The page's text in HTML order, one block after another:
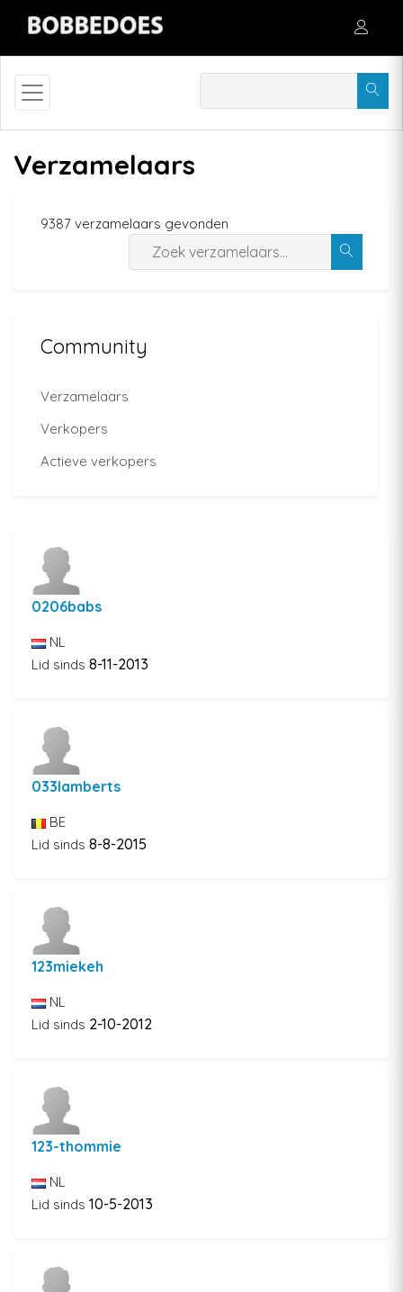
Verzamelaars
9387 verzamelaars gevonden
Community
Verzamelaars
Verkopers
Actieve verkopers
0206babs
NL
Lid sinds 8-11-2013
033lamberts
BE
Lid sinds 8-8-2015
123miekeh
NL
Lid sinds 2-10-2012
123-thommie
NL
Lid sinds 10-5-2013